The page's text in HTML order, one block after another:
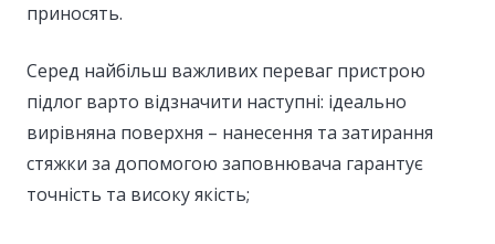
приносять.
Серед найбільш важливих переваг пристрою
підлог варто відзначити наступні: ідеально
вирівняна поверхня – нанесення та затирання
стяжки за допомогою заповнювача гарантує
точність та високу якість;